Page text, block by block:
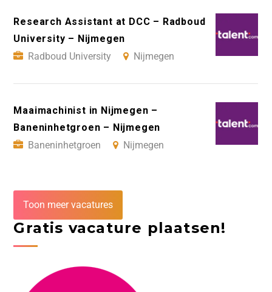
Research Assistant at DCC – Radboud
University – Nijmegen
Radboud University
Nijmegen
Maaimachinist in Nijmegen –
Baneninhetgroen – Nijmegen
Baneninhetgroen
Nijmegen
Toon meer vacatures
Gratis vacature plaatsen!